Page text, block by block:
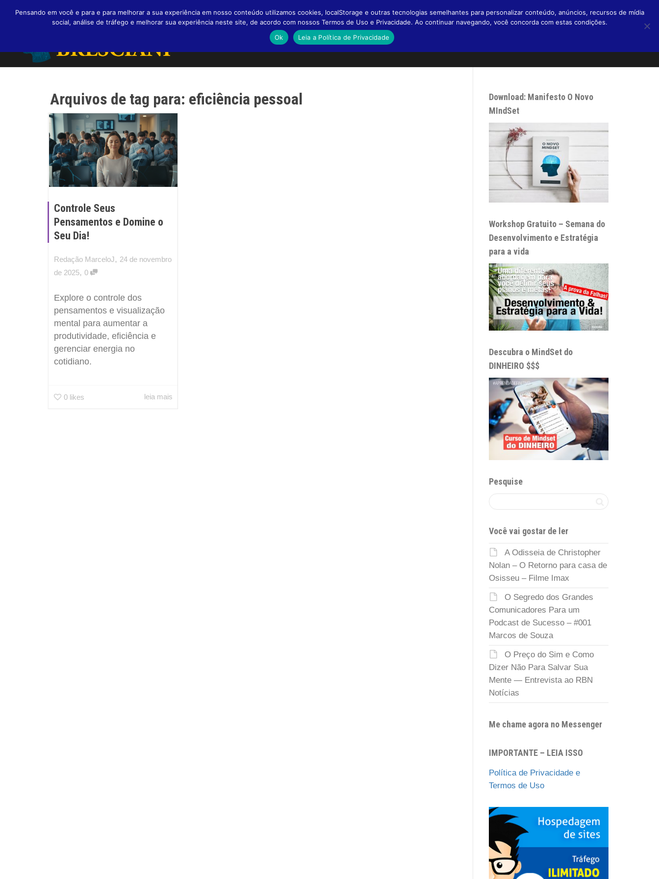
Arquivos de tag para: eficiência pessoal
Controle Seus
Pensamentos e Domine o
Seu Dia!
Redação MarceloJ, 24 de novembro
de 2025, 0
Explore o controle dos
pensamentos e visualização
mental para aumentar a
produtividade, eficiência e
gerenciar energia no
cotidiano.
0 likes leia mais
Download: Manifesto O Novo
MIndSet
Workshop Gratuito – Semana do
Desenvolvimento e Estratégia
para a vida
Descubra o MindSet do
DINHEIRO $$$
Pesquise
Você vai gostar de ler
A Odisseia de Christopher
Nolan – O Retorno para casa de
Osisseu – Filme Imax
O Segredo dos Grandes
Comunicadores Para um
Podcast de Sucesso – #001
Marcos de Souza
O Preço do Sim e Como
Dizer Não Para Salvar Sua
Mente — Entrevista ao RBN
Notícias
Me chame agora no Messenger
IMPORTANTE – LEIA ISSO
Política de Privacidade e
Termos de Uso
Pensando em você e para e para melhorar a sua experiência em nosso conteúdo utilizamos cookies, localStorage e outras tecnologias semelhantes para personalizar conteúdo, anúncios, recursos de mídia
social, análise de tráfego e melhorar sua experiência neste site, de acordo com nossos Termos de Uso e Privacidade. Ao continuar navegando, você concorda com estas condições.
Ok
Leia a Política de Privacidade